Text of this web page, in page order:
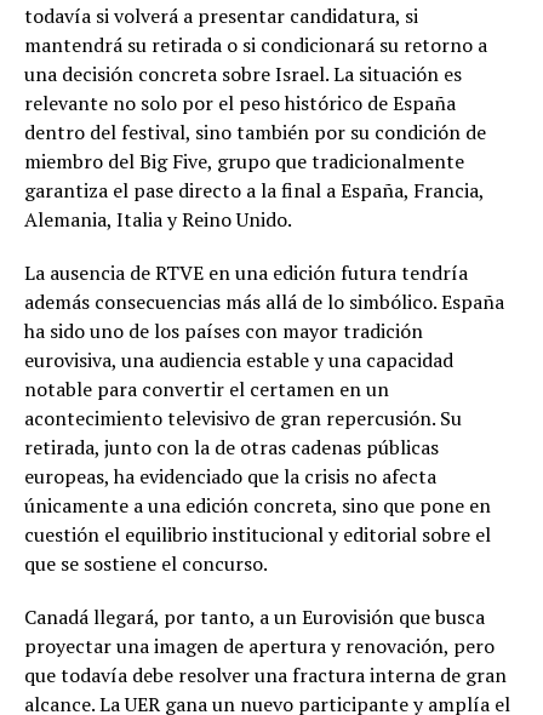
todavía si volverá a presentar candidatura, si
mantendrá su retirada o si condicionará su retorno a
una decisión concreta sobre Israel. La situación es
relevante no solo por el peso histórico de España
dentro del festival, sino también por su condición de
miembro del Big Five, grupo que tradicionalmente
garantiza el pase directo a la final a España, Francia,
Alemania, Italia y Reino Unido.
La ausencia de RTVE en una edición futura tendría
además consecuencias más allá de lo simbólico. España
ha sido uno de los países con mayor tradición
eurovisiva, una audiencia estable y una capacidad
notable para convertir el certamen en un
acontecimiento televisivo de gran repercusión. Su
retirada, junto con la de otras cadenas públicas
europeas, ha evidenciado que la crisis no afecta
únicamente a una edición concreta, sino que pone en
cuestión el equilibrio institucional y editorial sobre el
que se sostiene el concurso.
Canadá llegará, por tanto, a un Eurovisión que busca
proyectar una imagen de apertura y renovación, pero
que todavía debe resolver una fractura interna de gran
alcance. La UER gana un nuevo participante y amplía el